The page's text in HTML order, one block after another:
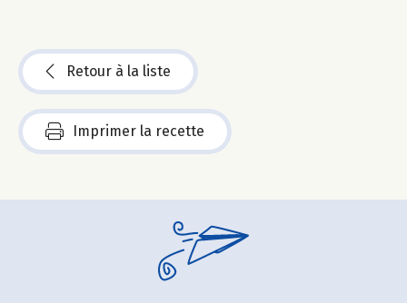
Retour à la liste
Imprimer la recette